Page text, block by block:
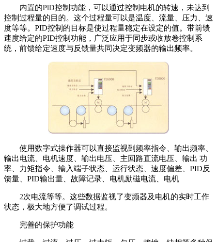
内置的PlD控制功能，可以通过控制电机的转速，未达到
控制过程量的目的。这个过程量可以是温度、流量、压力、速
度等等。PID控制的目标是使过程量稳定在设定的值。带前馈
速度给定的PID控制功能，广泛应用于同步或收放卷控制系
统，前馈给定速度与反馈量共同决定变频器的输出频率。
使用数字式操作器可以直接监视到频率指令、输出频率、
输出电流、电机速度、输出电压、主回路直流电压、输出 功
率、力矩指令、输入端子状态、运行状态、速度偏差、PID反
馈量、PID输出量、故障记录、电机励磁电流、电机
2次电流等等。这些数据监视了变频器及电机的实时工作
状态，极大地方便了调试过程。
完善的保护功能